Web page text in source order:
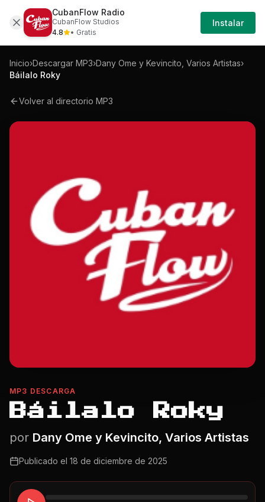
Mp3 Dany-ome-y-kevincito-varios-artistas-
Iniciar
Sesión
Inicio›Descargar MP3›Dany Ome y Kevincito, Varios Artistas›
Báilalo Roky
Volver al directorio MP3
MP3 DESCARGA
Báilalo Roky
por Dany Ome y Kevincito, Varios Artistas
Publicado el 18 de diciembre de 2025
CubanFlow Radio
CubanFlow Studios
4.8
• Gratis
Instalar